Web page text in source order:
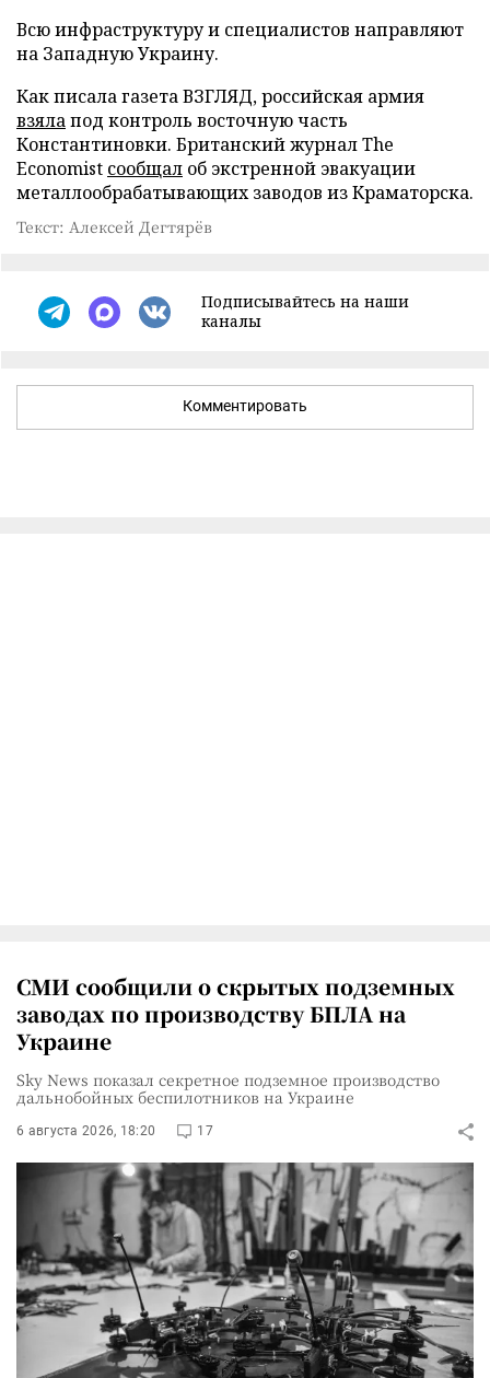
Всю инфраструктуру и специалистов направляют
на Западную Украину.
Как писала газета ВЗГЛЯД, российская армия
взялапод контроль восточную часть
Константиновки. Британский журнал The
Economist сообщал об экстренной эвакуации
металлообрабатывающих заводов из Краматорска.
Текст: Алексей Дегтярёв
Подписывайтесь на наши
каналы
Комментировать
СМИ сообщили о скрытых подземных
заводах по производству БПЛА на
Украине
Sky News показал секретное подземное производство
дальнобойных беспилотников на Украине
6 августа 2026, 18:20 17